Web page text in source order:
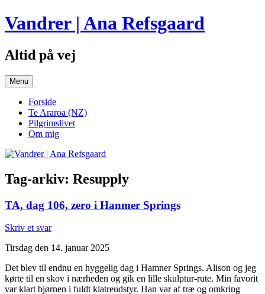
Hop
til
Vandrer | Ana Refsgaard
Altid på vej
Menu
Forside
Te Araroa (NZ)
Pilgrimslivet
Om mig
Tag-arkiv: Resupply
TA, dag 106, zero i Hanmer Springs
Skriv et svar
Tirsdag den 14. januar 2025
Det blev til endnu en hyggelig dag i Hamner Springs. Alison og jeg
kørte til en skov i nærheden og gik en lille skulptur-rute. Min favorit
var klart bjørnen i fuldt klatreudstyr. Han var af træ og omkring